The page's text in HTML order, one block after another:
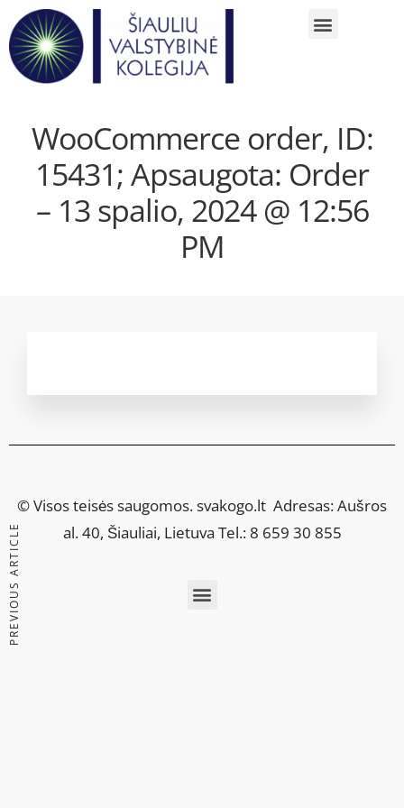
WooCommerce order, ID:
15431; Apsaugota: Order
– 13 spalio, 2024 @ 12:56
PM
PREVIOUS ARTICLE
© Visos teisės saugomos.svakogo.lt Adresas: Aušros
al. 40, Šiauliai, Lietuva Tel.: 8 659 30 855